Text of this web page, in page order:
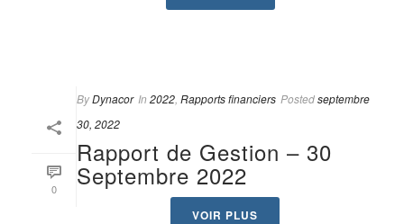
0
ByDynacor In 2022 Rapports financiers Postedseptembre
30, 2022
Rapport de Gestion – 30
Septembre 2022
VOIR PLUS